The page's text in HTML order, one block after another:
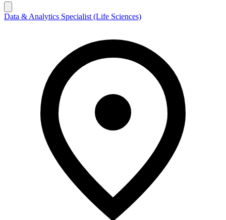
Data & Analytics Specialist (Life Sciences)